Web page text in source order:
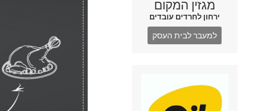
מגזין המקום
ירחון לחרדים עובדים
למעבר לבית העסק